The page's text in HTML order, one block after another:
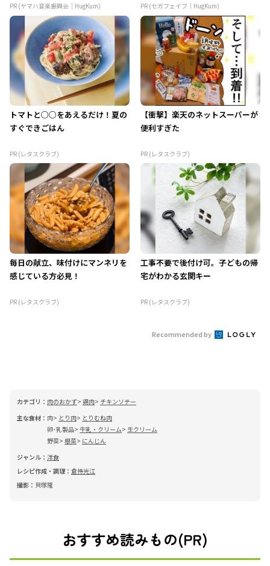
PR (ヤマハ音楽振興会｜HugKum) PR (セガフェイブ｜HugKum)
トマトと○○をあえるだけ！夏の
すぐできごはん
PR (レタスクラブ)
【衝撃】楽天のネットスーパーが
便利すぎた
PR (レタスクラブ)
毎日の献立、味付けにマンネリを
感じている方必見！
PR (レタスクラブ)
工事不要で後付け可。子どもの帰
宅がわかる玄関キー
PR (レタスクラブ)
Recommended by
カテゴリ： 肉のおかず 鶏肉
チキンソテー
主な食材： 肉 とり肉
とりむね肉
卵･乳製品 牛乳・クリーム
生クリーム
野菜 根菜
にんじん
ジャンル： 洋食
レシピ作成・調理： 倉持光江
撮影： 貝塚隆
おすすめ読みもの(PR)